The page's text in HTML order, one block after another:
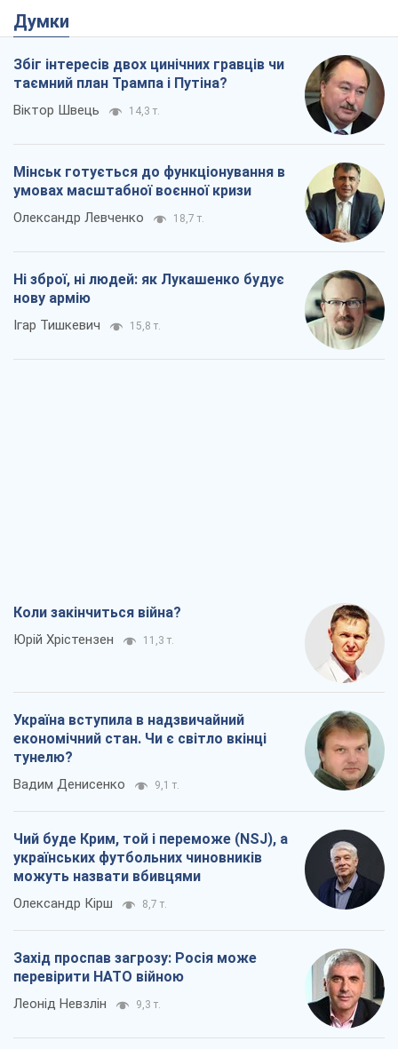
Думки
Збіг інтересів двох цинічних гравців чи
таємний план Трампа і Путіна?
Віктор Швець 14,3 т.
Мінськ готується до функціонування в
умовах масштабної воєнної кризи
Олександр Левченко 18,7 т.
Ні зброї, ні людей: як Лукашенко будує
нову армію
Ігар Тишкевич 15,8 т.
Коли закінчиться війна?
Юрій Хрістензен 11,3 т.
Україна вступила в надзвичайний
економічний стан. Чи є світло вкінці
тунелю?
Вадим Денисенко 9,1 т.
Чий буде Крим, той і переможе (NSJ), а
українських футбольних чиновників
можуть назвати вбивцями
Олександр Кірш 8,7 т.
Захід проспав загрозу: Росія може
перевірити НАТО війною
Леонід Невзлін 9,3 т.